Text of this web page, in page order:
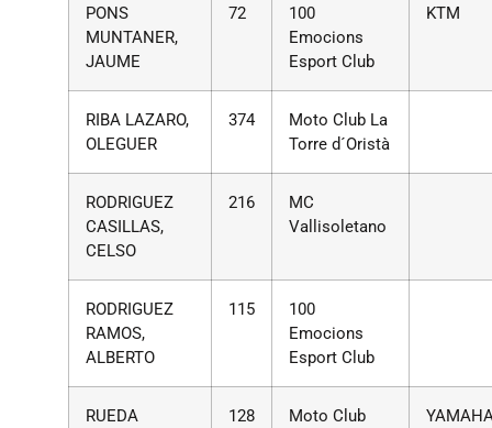
PONS
MUNTANER,
JAUME
72
100
Emocions
Esport Club
KTM
RIBA LAZARO,
OLEGUER
374
Moto Club La
Torre d´Oristà
RODRIGUEZ
CASILLAS,
CELSO
216
MC
Vallisoletano
RODRIGUEZ
RAMOS,
ALBERTO
115
100
Emocions
Esport Club
RUEDA
128
Moto Club